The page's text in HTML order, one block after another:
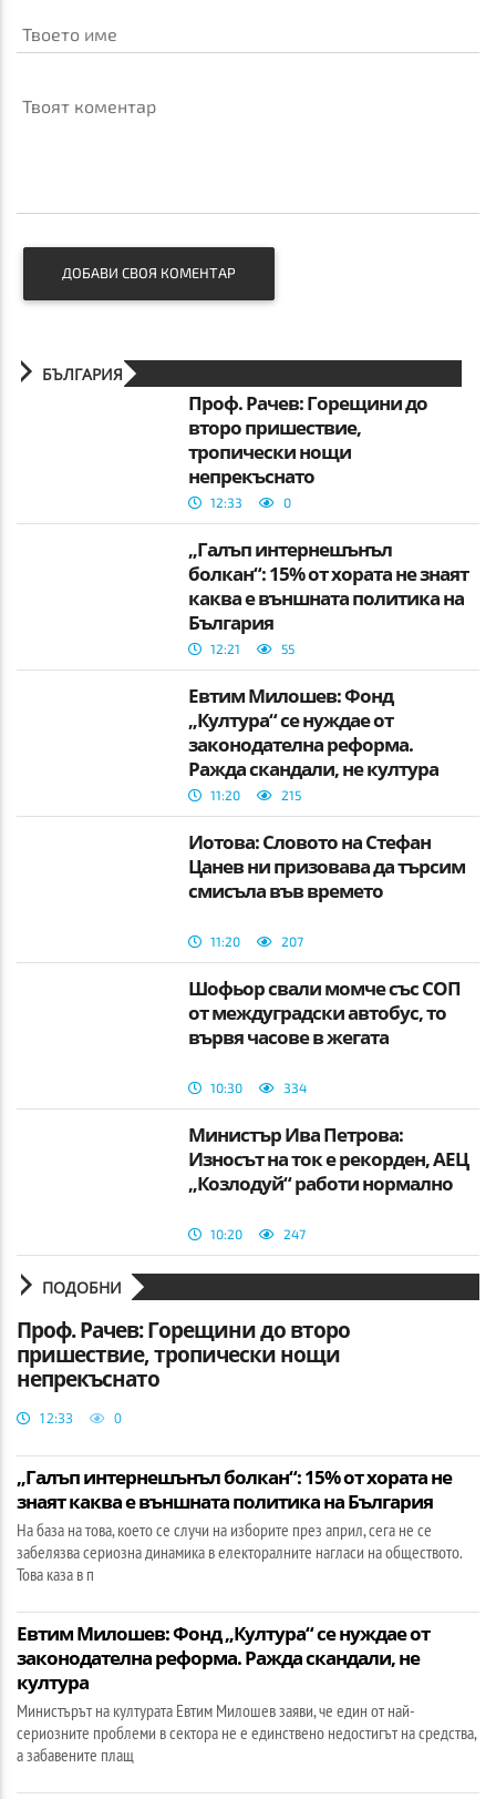
Твоето име
Твоят коментар
ДОБАВИ СВОЯ КОМЕНТАР
БЪЛГАРИЯ
Проф. Рачев: Горещини до
второ пришествие,
тропически нощи
непрекъснато
12:33 0
„Галъп интернешънъл
болкан“: 15% от хората не знаят
каква е външната политика на
България
12:21 55
Евтим Милошев: Фонд
„Култура“ се нуждае от
законодателна реформа.
Ражда скандали, не култура
11:20 215
Йотова: Словото на Стефан
Цанев ни призовава да търсим
смисъла във времето
11:20 207
Шофьор свали момче със СОП
от междуградски автобус, то
вървя часове в жегата
10:30 334
Министър Ива Петрова:
Износът на ток е рекорден, АЕЦ
„Козлодуй“ работи нормално
10:20 247
ПОДОБНИ
Проф. Рачев: Горещини до второ
пришествие, тропически нощи
непрекъснато
12:33 0
„Галъп интернешънъл болкан“: 15% от хората не
знаят каква е външната политика на България
На база на това, което се случи на изборите през април, сега не се
забелязва сериозна динамика в електоралните нагласи на обществото.
Това каза в п
Евтим Милошев: Фонд „Култура“ се нуждае от
законодателна реформа. Ражда скандали, не
култура
Министърът на културата Евтим Милошев заяви, че един от най-
сериозните проблеми в сектора не е единствено недостигът на средства,
а забавените плащ